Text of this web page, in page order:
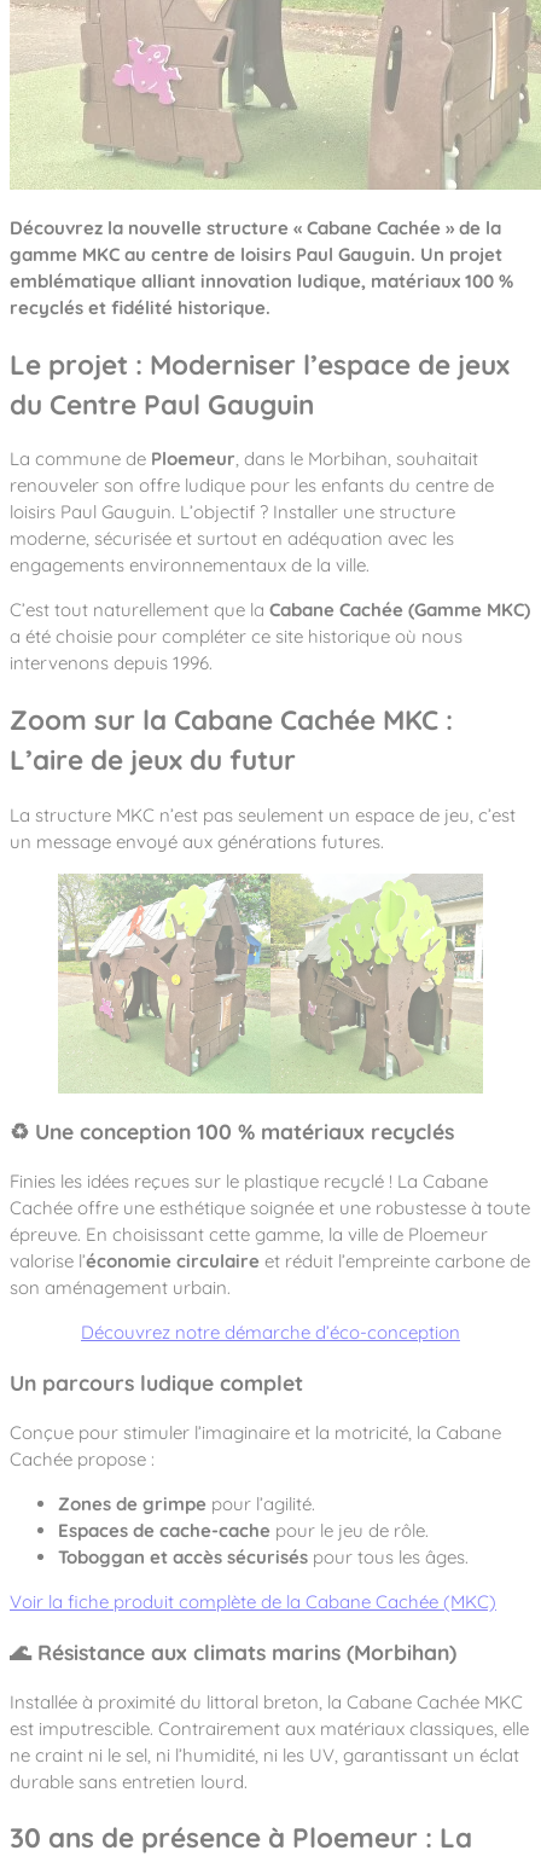
Notre entreprise
Notre équipe
Nous rejoindre
Nos univers
Parcours de santé
Stadium Arena
Street workout
Surfpark
Équipements sportifs
Mobilier urbain
Accessoires ludiques
Nos clients
Collectivités
Établissements scolaires
Architectes, Paysagistes-concepteurs
Camping et résidences de vacances
Notre expertise
Des aires intergénérationnelles de
L’éco-conception de nos jeux
La végétalisation des cours d’école
Nos matériaux
Nos fonctions ludiques & sportives
Nos sols amortissants
Réalisations
Contact
Les questions fréquentes
Catalogues
Découvrez la nouvelle structure « Cabane Cachée » de la
gamme MKC au centre de loisirs Paul Gauguin. Un projet
emblématique alliant innovation ludique, matériaux 100 %
recyclés et fidélité historique.
Le projet : Moderniser l’espace de jeux
du Centre Paul Gauguin
La commune de Ploemeur, dans le Morbihan, souhaitait
renouveler son offre ludique pour les enfants du centre de
loisirs Paul Gauguin. L’objectif ? Installer une structure
moderne, sécurisée et surtout en adéquation avec les
engagements environnementaux de la ville.
C’est tout naturellement que la Cabane Cachée (Gamme MKC)
a été choisie pour compléter ce site historique où nous
intervenons depuis 1996.
Zoom sur la Cabane Cachée MKC :
L’aire de jeux du futur
La structure MKC n’est pas seulement un espace de jeu, c’est
un message envoyé aux générations futures.
♻️ Une conception 100 % matériaux recyclés
Finies les idées reçues sur le plastique recyclé ! La Cabane
Cachée offre une esthétique soignée et une robustesse à toute
épreuve. En choisissant cette gamme, la ville de Ploemeur
valorise l’économie circulaire et réduit l’empreinte carbone de
son aménagement urbain.
Découvrez notre démarche d’éco-conception
Un parcours ludique complet
Conçue pour stimuler l’imaginaire et la motricité, la Cabane
Cachée propose :
Zones de grimpe pour l’agilité.
Espaces de cache-cache pour le jeu de rôle.
Toboggan et accès sécurisés pour tous les âges.
Voir la fiche produit complète de la Cabane Cachée (MKC)
🌊 Résistance aux climats marins (Morbihan)
Installée à proximité du littoral breton, la Cabane Cachée MKC
est imputrescible. Contrairement aux matériaux classiques, elle
ne craint ni le sel, ni l’humidité, ni les UV, garantissant un éclat
durable sans entretien lourd.
30 ans de présence à Ploemeur : La